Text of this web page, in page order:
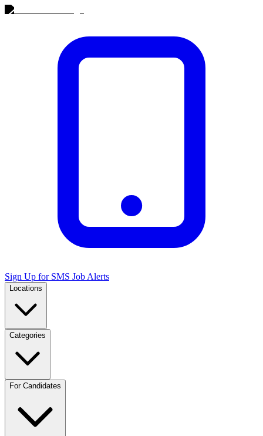
Sign Up for SMS Job Alerts
Locations
Categories
For Candidates